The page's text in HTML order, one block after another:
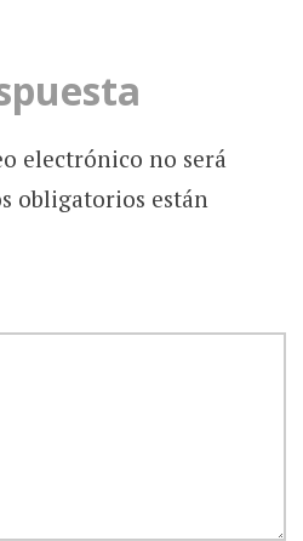
electrónico no será
obligatorios están